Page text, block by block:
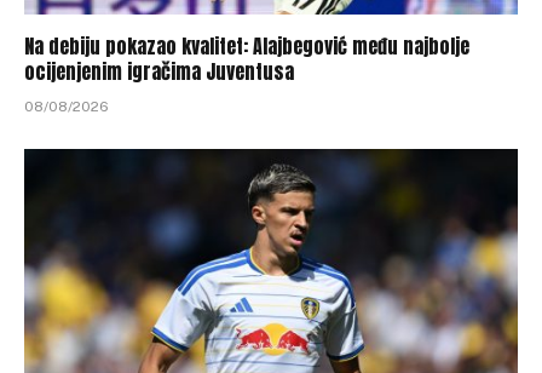
Na debiju pokazao kvalitet: Alajbegović među najbolje
ocijenjenim igračima Juventusa
08/08/2026